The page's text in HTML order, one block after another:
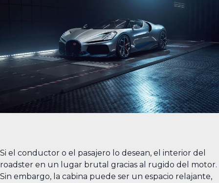
Si el conductor o el pasajero lo desean, el interior del
roadster en un lugar brutal gracias al rugido del motor.
Sin embargo, la cabina puede ser un espacio relajante,